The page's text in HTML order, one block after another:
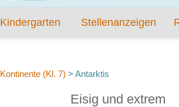
Kindergarten Stellenanzeigen
Kontinente (Kl. 7) > Antarktis
Eisig und extrem